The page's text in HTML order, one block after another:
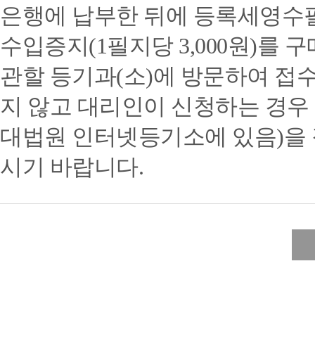
은행에 납부한 뒤에 등록세영
수입증지(1필지당 3,000원)를
관할 등기과(소)에 방문하여 접
지 않고 대리인이 신청하는 경
대법원 인터넷등기소에 있음)
시기 바랍니다.